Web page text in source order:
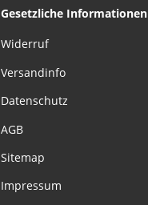
Gesetzliche Informationen
Widerruf
Versandinfo
Datenschutz
AGB
Sitemap
Impressum